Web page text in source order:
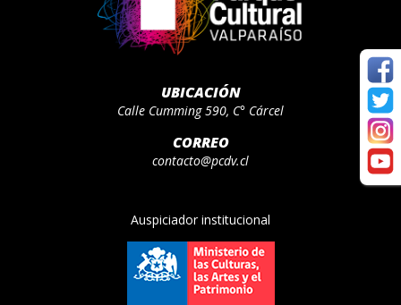
UBICACIÓN
Calle Cumming 590, C° Cárcel
CORREO
contacto@pcdv.cl
Auspiciador institucional